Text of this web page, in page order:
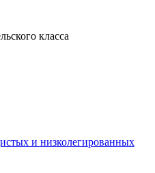
класса
и низколегированных